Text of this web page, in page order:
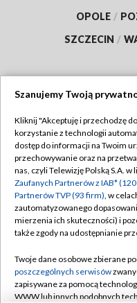
OPOLE /
SZCZECIN /
Abonament TVP
Emisja w TVP
Centrum informacji
Naziemna Telewizja
Rada Programowa
System NOS
Szanujemy Twoją
Kliknij "Akceptuję i przechodzę
korzystanie z technologii
dostęp do informacji na Twoim
przechowywanie oraz na
nas, czyli Telewizję Polską S.A.
Zaufanych Partnerów z IAB*
Partnerów TVP (93 firm), w
zautomatyzowanego
mierzenia ich skuteczności) i
także zgody na udostępnianie
Twoje dane osobowe zbierane
poszczególnych serwisów
zapisywane za pomocą
WWW lub innych podobnych